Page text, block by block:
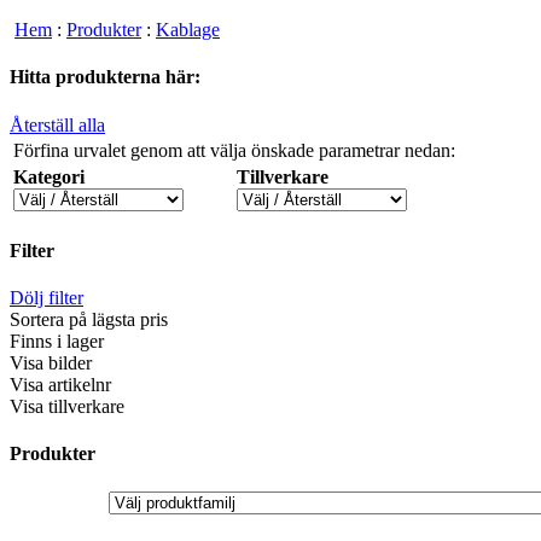
Hem : Produkter: Kablage
Hitta produkterna här:
Återställ alla
Förfina urvalet genom att välja önskade parametrar nedan:
Kategori
Tillverkare
Filter
Dölj filter
Sortera på lägsta pris
Finns i lager
Visa bilder
Visa artikelnr
Visa tillverkare
Produkter